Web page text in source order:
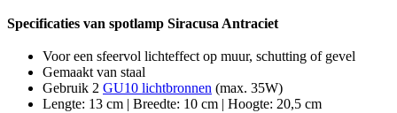
Specificaties van spotlamp Siracusa Antraciet
Voor een sfeervol lichteffect op muur, schutting of gevel
Gemaakt van staal
Gebruik 2 GU10 lichtbronnen (max. 35W)
Lengte: 13 cm | Breedte: 10 cm | Hoogte: 20,5 cm